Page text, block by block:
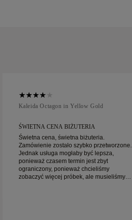
Kaleida Octagon in Yellow Gold
ŚWIETNA CENA BIŻUTERIA
Świetna cena, świetna biżuteria.
Zamówienie zostało szybko przetworzone.
Jednak usługa mogłaby być lepsza,
ponieważ czasem termin jest zbyt
ograniczony, ponieważ chcieliśmy
zobaczyć więcej próbek, ale musieliśmy